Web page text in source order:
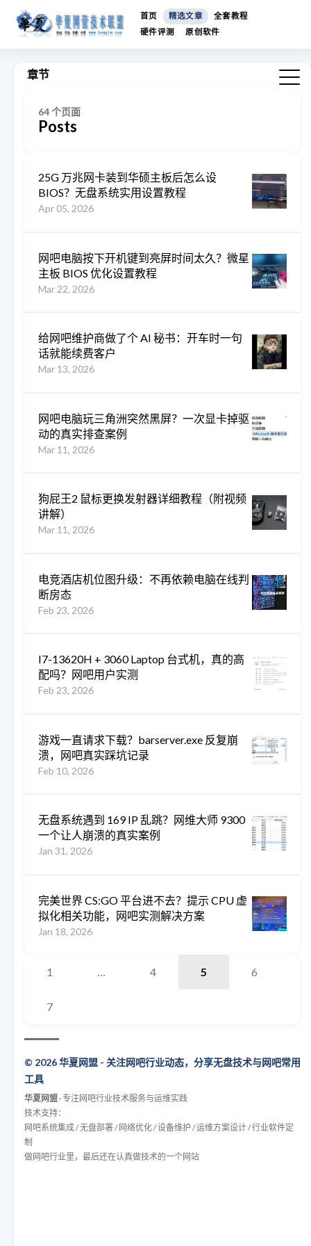
首页 精选文章
全套教程
硬件评测
原创软件
章节
64 个页面
Posts
25G 万兆网卡装到华硕主板后怎么设
BIOS？无盘系统实用设置教程
Apr 05, 2026
网吧电脑按下开机键到亮屏时间太久？微星
主板 BIOS 优化设置教程
Mar 22, 2026
给网吧维护商做了个 AI 秘书：开车时一句
话就能续费客户
Mar 13, 2026
网吧电脑玩三角洲突然黑屏？一次显卡掉驱
动的真实排查案例
Mar 11, 2026
狗屁王2 鼠标更换发射器详细教程（附视频
讲解）
Mar 11, 2026
电竞酒店机位图升级：不再依赖电脑在线判
断房态
Feb 23, 2026
I7-13620H + 3060 Laptop 台式机，真的高
配吗？网吧用户实测
Feb 23, 2026
游戏一直请求下载？barserver.exe 反复崩
溃，网吧真实踩坑记录
Feb 10, 2026
无盘系统遇到 169 IP 乱跳？网维大师 9300
一个让人崩溃的真实案例
Jan 31, 2026
完美世界 CS:GO 平台进不去？提示 CPU 虚
拟化相关功能，网吧实测解决方案
Jan 18, 2026
1 4 5 6
7
© 2026 华夏网盟 - 关注网吧行业动态，分享无盘技术与网吧常用
工具
华夏网盟 · 专注网吧行业技术服务与运维实践
技术支持：
网吧系统集成 / 无盘部署 / 网络优化 / 设备维护 / 运维方案设计 / 行业软件定
制
做网吧行业里，最后还在认真做技术的一个网站